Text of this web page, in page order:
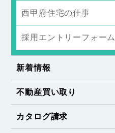
西甲府住宅の仕事
採用エントリーフォーム
新着情報
不動産買い取り
カタログ請求